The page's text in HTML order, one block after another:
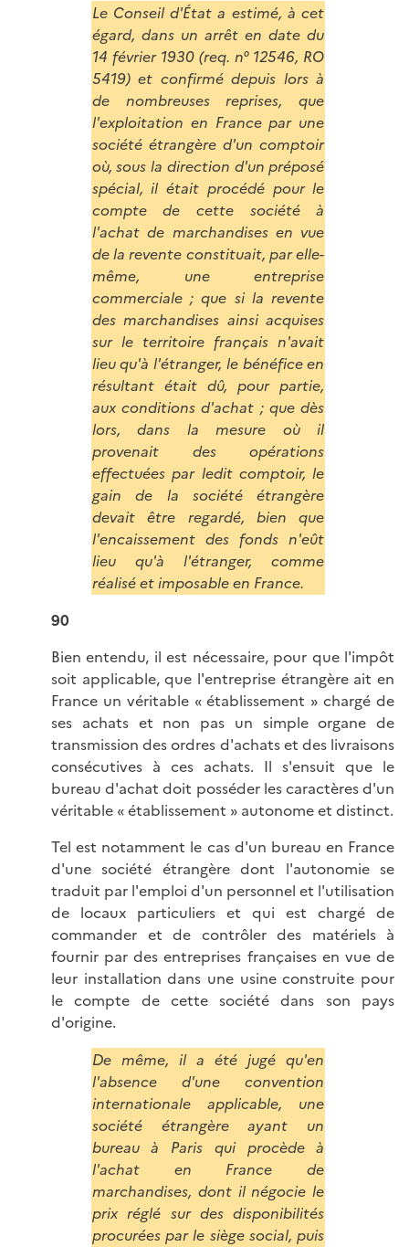
Le Conseil d'État a estimé, à cet
égard, dans un arrêt en date du
14 février 1930 (req. n° 12546, RO
5419) et confirmé depuis lors à
de nombreuses reprises, que
l'exploitation en France par une
société étrangère d'un comptoir
où, sous la direction d'un préposé
spécial, il était procédé pour le
compte de cette société à
l'achat de marchandises en vue
de la revente constituait, par elle-
même, une entreprise
commerciale ; que si la revente
des marchandises ainsi acquises
sur le territoire français n'avait
lieu qu'à l'étranger, le bénéfice en
résultant était dû, pour partie,
aux conditions d'achat ; que dès
lors, dans la mesure où il
provenait des opérations
effectuées par ledit comptoir, le
gain de la société étrangère
devait être regardé, bien que
l'encaissement des fonds n'eût
lieu qu'à l'étranger, comme
réalisé et imposable en France.
90
Bien entendu, il est nécessaire, pour que l'impôt
soit applicable, que l'entreprise étrangère ait en
France un véritable « établissement » chargé de
ses achats et non pas un simple organe de
transmission des ordres d'achats et des livraisons
consécutives à ces achats. Il s'ensuit que le
bureau d'achat doit posséder les caractères d'un
véritable « établissement » autonome et distinct.
Tel est notamment le cas d'un bureau en France
d'une société étrangère dont l'autonomie se
traduit par l'emploi d'un personnel et l'utilisation
de locaux particuliers et qui est chargé de
commander et de contrôler des matériels à
fournir par des entreprises françaises en vue de
leur installation dans une usine construite pour
le compte de cette société dans son pays
d'origine.
De même, il a été jugé qu'en
l'absence d'une convention
internationale applicable, une
société étrangère ayant un
bureau à Paris qui procède à
l'achat en France de
marchandises, dont il négocie le
prix réglé sur des disponibilités
procurées par le siège social, puis